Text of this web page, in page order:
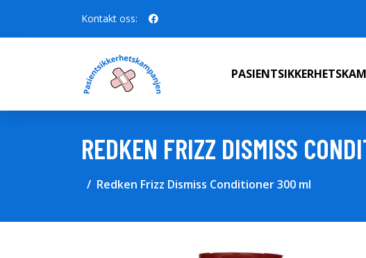
Kontakt oss:
REDKEN FRIZZ DISMISS
Redken Frizz Dismiss Conditioner 300 ml